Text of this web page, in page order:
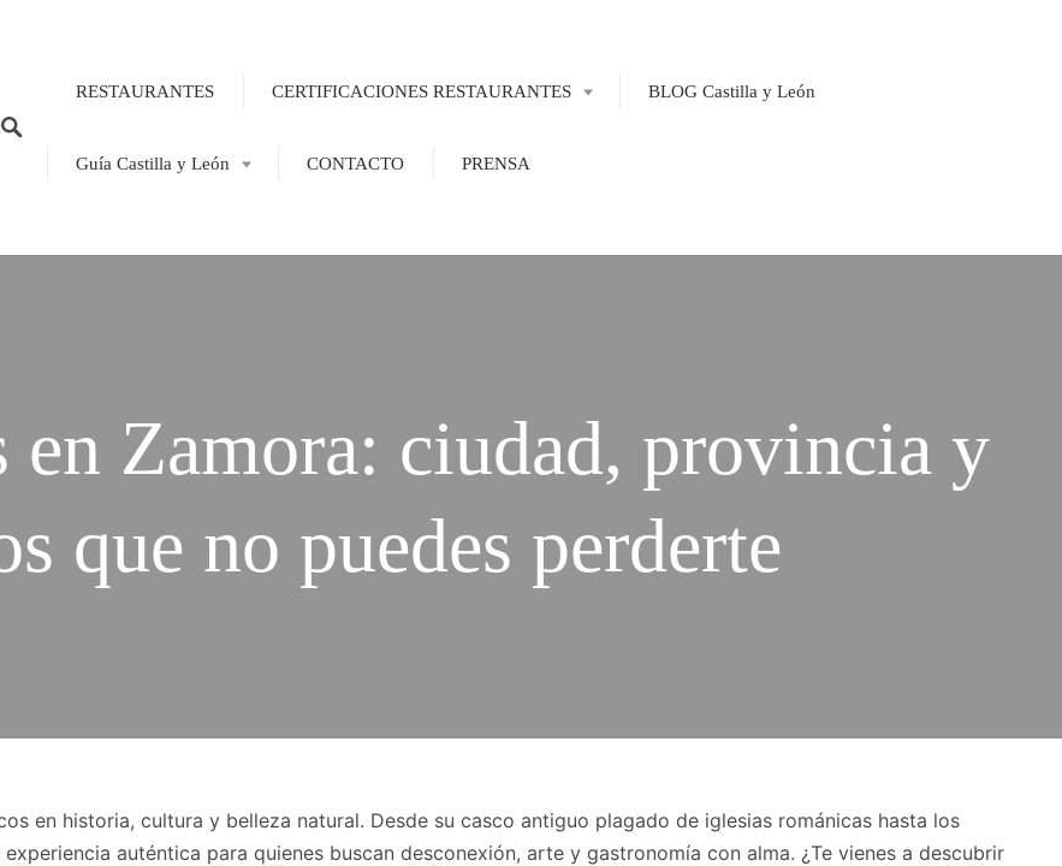
RESTAURANTES CERTIFICACIONES RESTAURANTES BLOG Castilla y León
Guía Castilla y León CONTACTO PRENSA
en Zamora: ciudad, provincia y
que no puedes perderte
en historia, cultura y belleza natural. Desde su casco antiguo plagado de iglesias románicas hasta los
auténtica para quienes buscan desconexión, arte y gastronomía con alma. ¿Te vienes a descubrir